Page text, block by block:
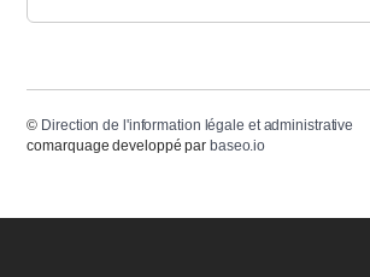
© Direction de l'information légale et administrative
comarquage developpé par baseo.io